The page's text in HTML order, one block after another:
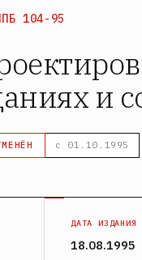
104-95
и
с 01.10.1995
ДАТА ИЗДАНИЯ
18.08.1995